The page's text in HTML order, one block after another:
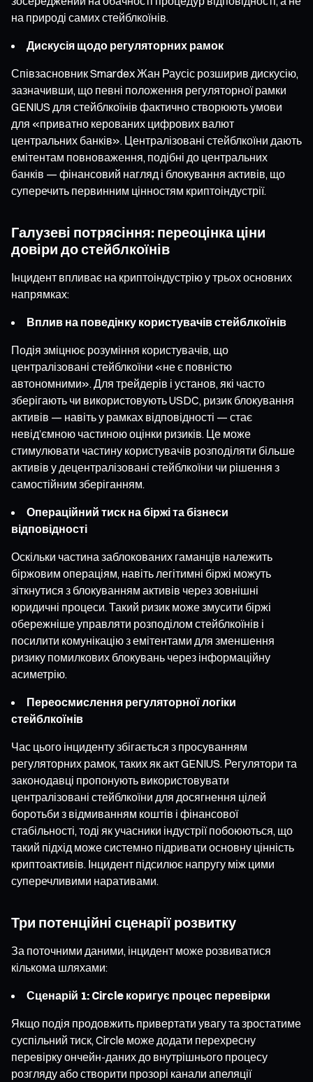
на природі самих стейблкоїнів.
Дискусія щодо регуляторних рамок
Співзасновник Smardex Жан Раусіс розширив дискусію,
зазначивши, що певні положення регуляторної рамки
GENIUS для стейблкоїнів фактично створюють умови
для «приватно керованих цифрових валют
центральних банків». Централізовані стейблкоїни дають
емітентам повноваження, подібні до центральних
банків — фінансовий нагляд і блокування активів, що
суперечить первинним цінностям криптоіндустрії.
Галузеві потрясіння: переоцінка ціни
довіри до стейблкоїнів
Інцидент впливає на криптоіндустрію у трьох основних
напрямках:
Вплив на поведінку користувачів стейблкоїнів
Подія зміцнює розуміння користувачів, що
централізовані стейблкоїни «не є повністю
автономними». Для трейдерів і установ, які часто
зберігають чи використовують USDC, ризик блокування
активів — навіть у рамках відповідності — стає
невід’ємною частиною оцінки ризиків. Це може
стимулювати частину користувачів розподіляти більше
активів у децентралізовані стейблкоїни чи рішення з
самостійним зберіганням.
Операційний тиск на біржі та бізнеси
відповідності
Оскільки частина заблокованих гаманців належить
біржовим операціям, навіть легітимні біржі можуть
зіткнутися з блокуванням активів через зовнішні
юридичні процеси. Такий ризик може змусити біржі
обережніше управляти розподілом стейблкоїнів і
посилити комунікацію з емітентами для зменшення
ризику помилкових блокувань через інформаційну
асиметрію.
Переосмислення регуляторної логіки
стейблкоїнів
Час цього інциденту збігається з просуванням
регуляторних рамок, таких як акт GENIUS. Регулятори та
законодавці пропонують використовувати
централізовані стейблкоїни для досягнення цілей
боротьби з відмиванням коштів і фінансової
стабільності, тоді як учасники індустрії побоюються, що
такий підхід може системно підривати основну цінність
криптоактивів. Інцидент підсилює напругу між цими
суперечливими наративами.
Три потенційні сценарії розвитку
За поточними даними, інцидент може розвиватися
кількома шляхами:
Сценарій 1: Circle коригує процес перевірки
Якщо подія продовжить привертати увагу та зростатиме
суспільний тиск, Circle може додати перехресну
перевірку ончейн-даних до внутрішнього процесу
розгляду або створити прозорі канали апеляції